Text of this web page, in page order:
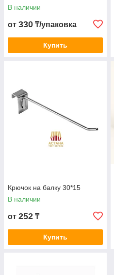
В наличии
от 330 ₸/упаковка
Купить
Крючок на балку 30*15
В наличии
от 252 ₸
Купить